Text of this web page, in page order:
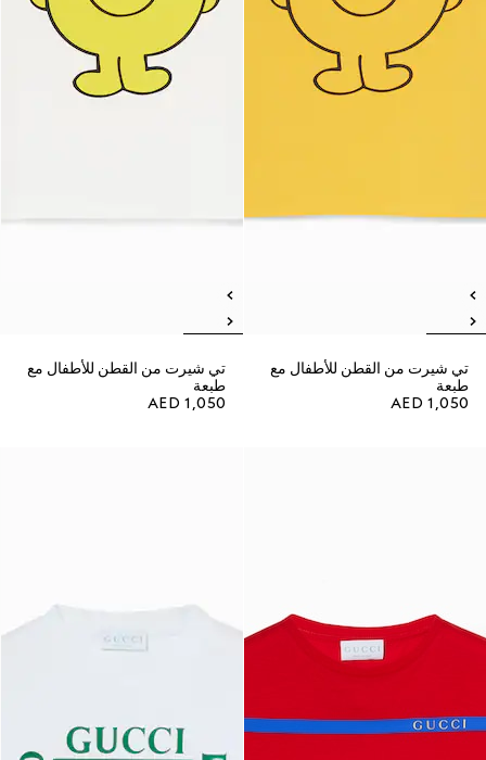
تي شيرت من القطن للأطفال مع
طبعة
AED 1,050
تي شيرت من القطن للأطفال مع
طبعة
AED 1,050